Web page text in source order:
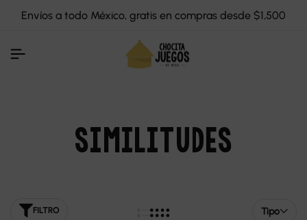
Envíos a todo México, gratis en compras desde $1,500
SIMILITUDES
FILTRO Tipo